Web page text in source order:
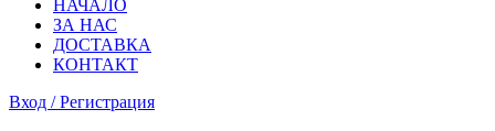
НАЧАЛО
ЗА НАС
ДОСТАВКА
КОНТАКТ
Вход / Регистрация